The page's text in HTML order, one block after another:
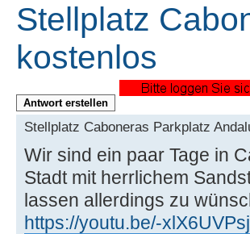
Stellplatz
kostenlos
Antwort erstellen
Stellplatz Caboneras Parkplatz
Wir sind ein paar Tage in
Stadt mit herrlichem
lassen allerdings zu
https://youtu.be/-